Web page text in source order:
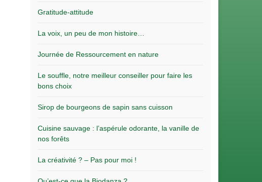
Gratitude-attitude
La voix, un peu de mon histoire…
Journée de Ressourcement en nature
Le souffle, notre meilleur conseiller pour faire les
bons choix
Sirop de bourgeons de sapin sans cuisson
Cuisine sauvage : l’aspérule odorante, la vanille de
nos forêts
La créativité ? – Pas pour moi !